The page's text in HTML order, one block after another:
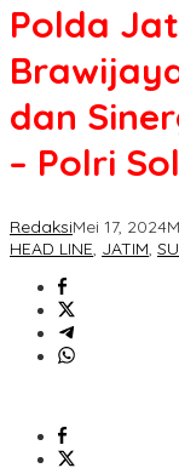
Polda
dan
– Polri
RedaksiMei 17, 2024
HEAD LINE, JATIM,